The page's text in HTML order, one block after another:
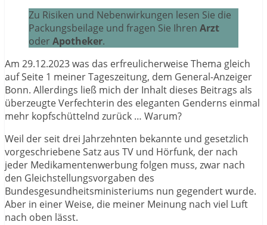
Zu Risiken und Nebenwirkungen lesen Sie die
Packungsbeilage und fragen Sie Ihren Arzt
oder Apotheker.
Am 29.12.2023 was das erfreulicherweise Thema gleich
auf Seite 1 meiner Tageszeitung, dem General-Anzeiger
Bonn. Allerdings ließ mich der Inhalt dieses Beitrags als
überzeugte Verfechterin des eleganten Genderns einmal
mehr kopfschüttelnd zurück … Warum?
Weil der seit drei Jahrzehnten bekannte und gesetzlich
vorgeschriebene Satz aus TV und Hörfunk, der nach
jeder Medikamentenwerbung folgen muss, zwar nach
den Gleichstellungsvorgaben des
Bundesgesundheitsministeriums nun gegendert wurde.
Aber in einer Weise, die meiner Meinung nach viel Luft
nach oben lässt.